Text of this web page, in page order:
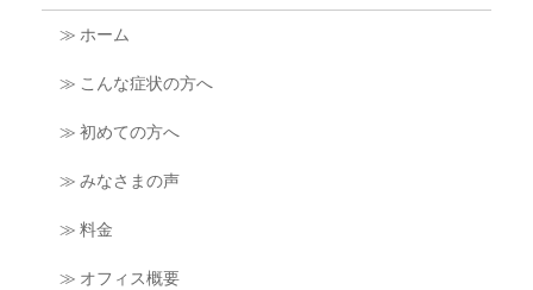
≫ ホーム
≫ こんな症状の方へ
≫ 初めての方へ
≫ みなさまの声
≫ 料金
≫ オフィス概要